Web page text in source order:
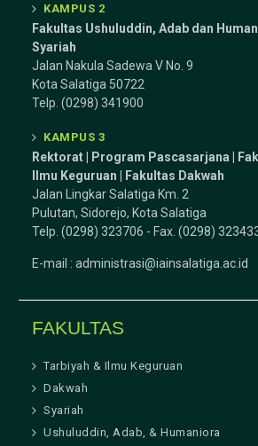
KAMPUS 2
Fakultas Ushuluddin, Adab dan
Syariah
Jalan Nakula Sadewa V No. 9
Kota Salatiga 50722
Telp. (0298) 341900
KAMPUS 3
Rektorat | Program Pascasarjana |
Ilmu Keguruan | Fakultas Dakwah
Jalan Lingkar Salatiga Km. 2
Pulutan, Sidorejo, Kota Salatiga
Telp. (0298) 323706 - Fax. (0298)
E-mail :administrasi@iainsalatiga.ac.id
FAKULTAS
Tarbiyah & Ilmu Keguruan
Dakwah
Syariah
Ushuluddin, Adab, & Humaniora